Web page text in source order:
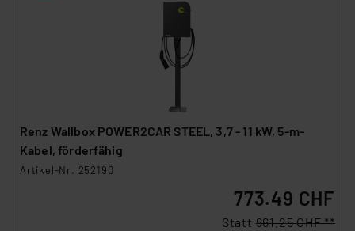
Renz Wallbox POWER2CAR STEEL, 3,7 - 11 kW, 5-m-
Kabel, förderfähig
Artikel-Nr. 252190
773.49 CHF
Statt961.25 CHF **